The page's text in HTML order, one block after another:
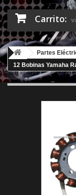
Carrito:
Partes
12 Bobinas Yamaha